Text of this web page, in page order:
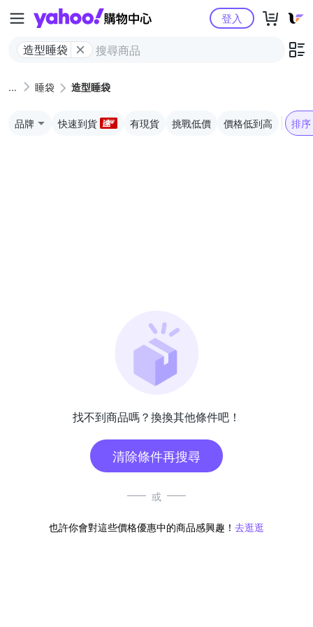
Yahoo購物中心
造型睡袋
登入
睡袋 造型睡袋
品牌 快速到貨 有現貨 挑戰低價 價格低到高 排序
找不到商品嗎？換換其他條件吧！
清除條件再搜尋
或
也許你會對這些價格優惠中的商品感興趣！ 去逛逛